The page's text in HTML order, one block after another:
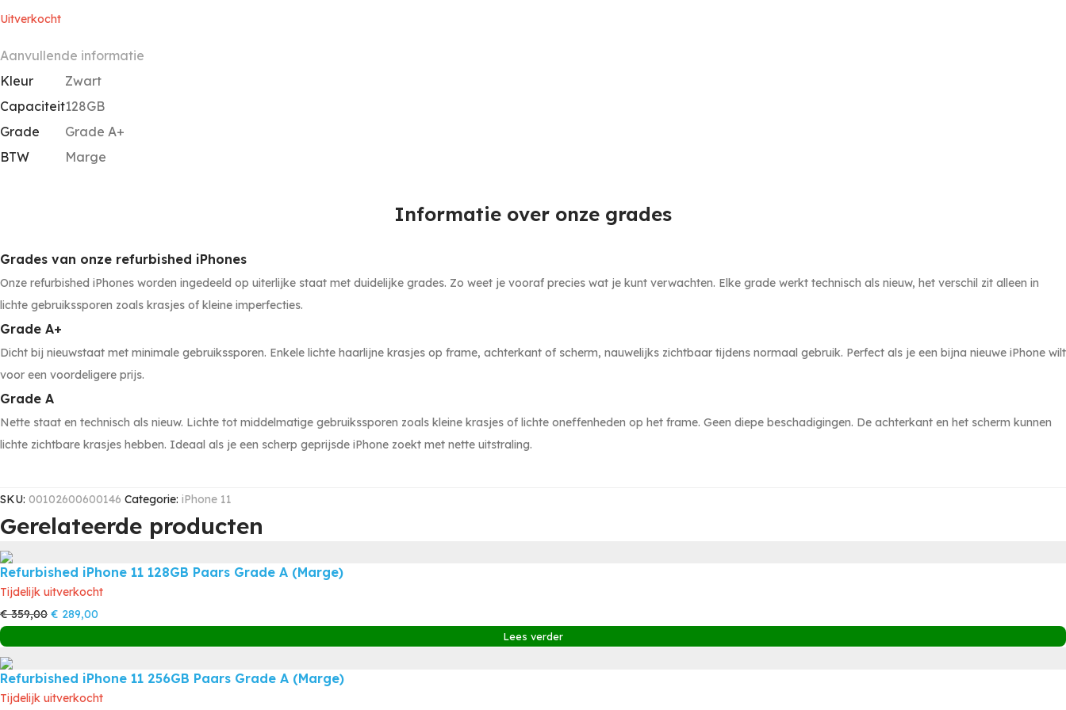
Uitverkocht
Aanvullende informatie
Kleur
Zwart
Capaciteit128GB
Grade
Grade A+
BTW
Marge
Informatie over onze grades
Grades van onze refurbished iPhones
Onze refurbished iPhones worden ingedeeld op uiterlijke staat met duidelijke grades. Zo weet je vooraf precies wat je kunt verwachten. Elke grade werkt technisch als nieuw, het verschil zit alleen in
lichte gebruikssporen zoals krasjes of kleine imperfecties.
Grade A+
Dicht bij nieuwstaat met minimale gebruikssporen. Enkele lichte haarlijne krasjes op frame, achterkant of scherm, nauwelijks zichtbaar tijdens normaal gebruik. Perfect als je een bijna nieuwe iPhone wilt
voor een voordeligere prijs.
Grade A
Nette staat en technisch als nieuw. Lichte tot middelmatige gebruikssporen zoals kleine krasjes of lichte oneffenheden op het frame. Geen diepe beschadigingen. De achterkant en het scherm kunnen
lichte zichtbare krasjes hebben. Ideaal als je een scherp geprijsde iPhone zoekt met nette uitstraling.
SKU: 00102600600146 Categorie: iPhone 11
Gerelateerde producten
Refurbished iPhone 11 128GB Paars Grade A (Marge)
Tijdelijk uitverkocht
€359,00 Oorspronkelijke
€ 359,00.
€ 289,00
€ 289,00.
Lees verder
Refurbished iPhone 11 256GB Paars Grade A (Marge)
Tijdelijk uitverkocht